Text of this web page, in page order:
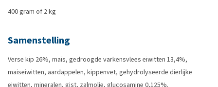
400 gram of 2 kg
Samenstelling
Verse kip 26%, mais, gedroogde varkensvlees eiwitten 13,4%,
maiseiwitten, aardappelen, kippenvet, gehydrolyseerde dierlijke
eiwitten, mineralen, gist, zalmolie, glucosamine 0,125%.